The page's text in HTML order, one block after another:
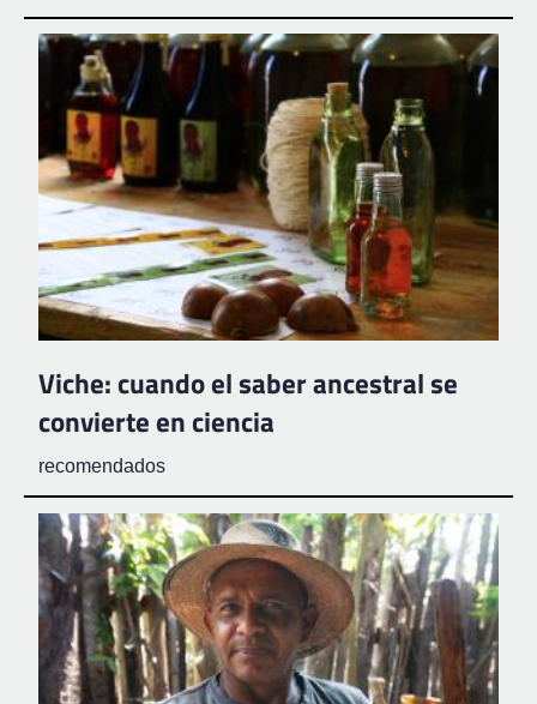
Viche: cuando el saber ancestral se
convierte en ciencia
recomendados